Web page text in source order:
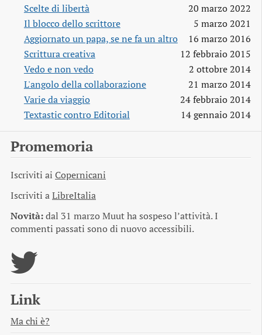
Scelte di libertà
20 marzo 2022
Il blocco dello scrittore
5 marzo 2021
Aggiornato un papa, se ne fa un altro
16 marzo 2016
Scrittura creativa
12 febbraio 2015
Vedo e non vedo
2 ottobre 2014
L'angolo della collaborazione
21 marzo 2014
Varie da viaggio
24 febbraio 2014
Textastic contro Editorial
14 gennaio 2014
Promemoria
Iscriviti ai Copernicani
Iscriviti aLibreItalia
Novità:dal 31 marzo Muut ha sospeso l’attività. I
commenti passati sono di nuovo accessibili.
Link
Ma chi è?